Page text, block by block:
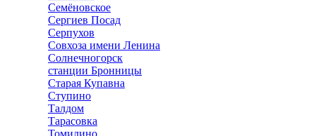
Семёновское
Сергиев Посад
Серпухов
Совхоза имени Ленина
Солнечногорск
станции Бронницы
Старая Купавна
Ступино
Талдом
Тарасовка
Томилино